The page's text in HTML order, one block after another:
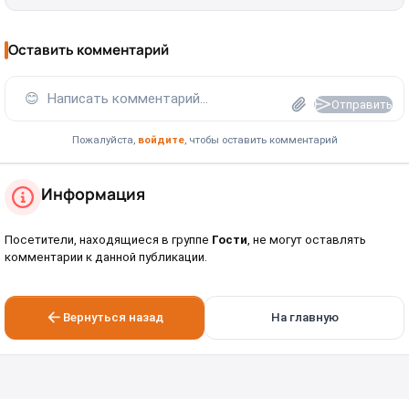
Оставить комментарий
😊 Написать комментарий... Отправить
Пожалуйста, войдите, чтобы оставить комментарий
Информация
Посетители, находящиеся в группе Гости , не могут оставлять
комментарии к данной публикации.
Вернуться назад На главную